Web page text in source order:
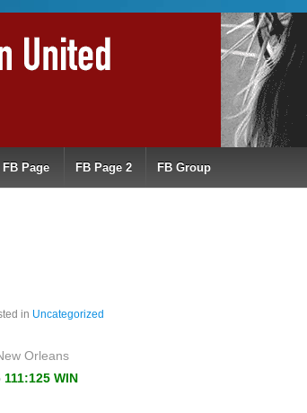
FB Page FB Page 2 FB Group
in Uncategorized
Orleans
111:125 WIN